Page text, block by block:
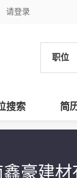
请登录
职位
搜索 简
豪建材